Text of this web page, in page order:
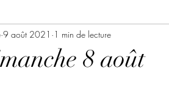
8 août
9 août 2021 1 min de lecture